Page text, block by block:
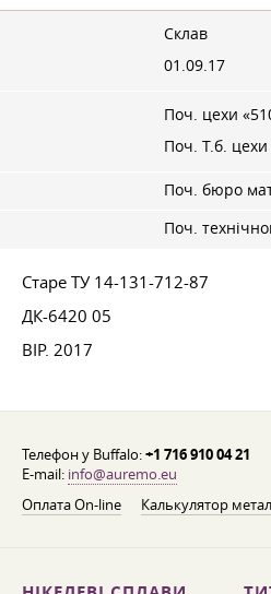
Склав
01.09.17
Поч. цехи
Поч. Т.б. цехи
Поч. бюро
Поч.
Старе ТУ 14-131-712-87
ДК-6420 05
ВІР. 2017
Телефон у Buffalo:+1 716 910 04 21
E-mail: info@auremo.eu
Оплата On-line
Калькулятор